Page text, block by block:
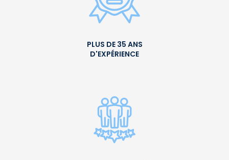
PLUS DE 35 ANS
D'EXPÉRIENCE